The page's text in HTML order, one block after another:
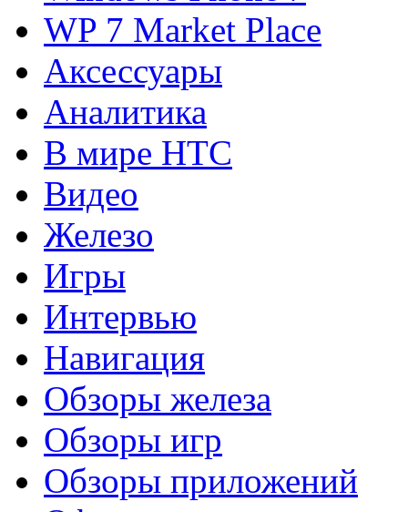
WP 7 Market Place
Аксессуары
Аналитика
В мире HTC
Видео
Железо
Игры
Интервью
Навигация
Обзоры железа
Обзоры игр
Обзоры приложений